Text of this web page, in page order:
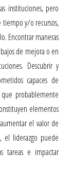
instituciones, pero
tiempo y/o recursos,
Encontrar maneras
de mejora o en
Descubrir y
capaces de
probablemente
elementos
el valor de
el liderazgo puede
tareas e impactar